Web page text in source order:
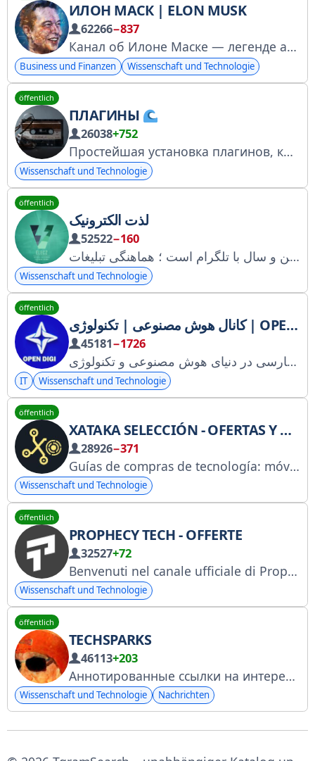
ИЛОН МАСК | ELON MUSK
62266−837
Канал об Илоне Маске — легенде американского бизнеса, изобретателе и бизнесмене, чьи инновационные идеи не перестают вызывать восхищение. Реклама: @Alivian Канал сотрудничает с рекламным сервисом @Tgpodbor_official и @Spiral_Yuri РКН: clck.ru/3G4AuA
Business und Finanzen Wissenschaft und Technologie
öffentlich
ПЛАГИНЫ
26038+752
Простейшая установка плагинов, китов и многое другое! Будь в курсе актуальных событий. Менеджер реклама @mmmmmmishka По поводу партнёрства @VitosuliPartnership Покупка рекламы
Wissenschaft und Technologie
öffentlich
لذت الکترونیک
52522−160
ما در لذت الکترونیک هر روز اطلاعاتی علمی و کاربردی قرار میدهیم ؛ کانال لذت الکترونیک هم سن و سال با تلگرام است ؛ هماهنگی تبلیغات @eleczad
Wissenschaft und Technologie
öffentlich
کانال هوش مصنوعی | تکنولوژی | OPEN DIGI
45181−1726
جامع‌ترین منبع فارسی در دنیای هوش مصنوعی و تکنولوژی. Admin; @J_Aidev ADS; @OPENDIGI_ADS
IT Wissenschaft und Technologie
öffentlich
XATAKA SELECCIÓN - OFERTAS Y DESCUENTOS EN TECNOLOGÍA
28926−371
Guías de compras de tecnología: móviles, informática, domótica... Las mejores ofertas seleccionadas por @xataka
Wissenschaft und Technologie
öffentlich
PROPHECY TECH - OFFERTE
32527+72
Benvenuti nel canale ufficiale di Prophecy Tech
Wissenschaft und Technologie
öffentlich
TECHSPARKS
46113+203
Аннотированные ссылки на интересные, полезные и удивительные новости хайтека. Кто больше любит слушать длинное чем читать короткое http://sebrant.chat https://knd.gov.ru/license?id=6777b11d506f967728ac580d&registryType=bloggersPermission Автор: @asebrant
Wissenschaft und Technologie Nachrichten